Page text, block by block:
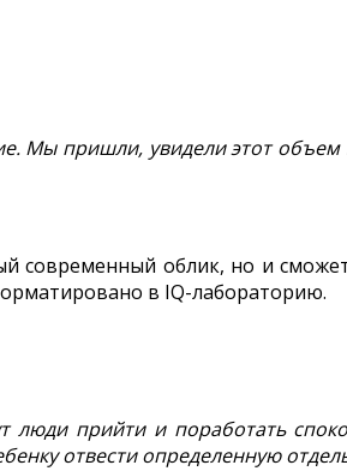
Мы пришли, увидели этот
современный облик, но и
в IQ-лабораторию.
люди прийти и поработать
отвести определенную